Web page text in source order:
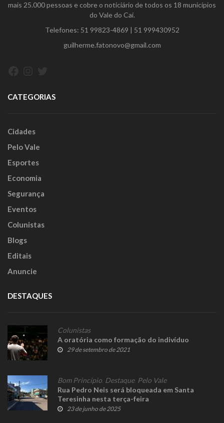
mais 25.000 pessoas e cobre o noticiário de todos os 18 municípios
do Vale do Caí.
Telefones: 51 99823-4869 | 51 999430952
guilherme.fatonovo@gmail.com
CATEGORIAS
Cidades
Pelo Vale
Esportes
Economia
Segurança
Eventos
Colunistas
Blogs
Editais
Anuncie
DESTAQUES
Colunistas
A oratória como formação do indivíduo
29 de setembro de 2021
Bom Princípio Destaque, Pelo Vale
Rua Pedro Neis será bloqueada em Santa
Teresinha nesta terça-feira
23 de junho de 2025